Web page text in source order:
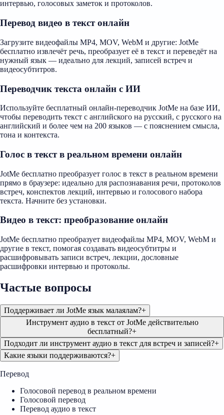
интервью, голосовых заметок и протоколов.
Перевод видео в текст онлайн
Загрузите видеофайлы MP4, MOV, WebM и другие: JotMe
бесплатно извлечёт речь, преобразует её в текст и переведёт на
нужный язык — идеально для лекций, записей встреч и
видеосубтитров.
Переводчик текста онлайн с ИИ
Используйте бесплатный онлайн-переводчик JotMe на базе ИИ,
чтобы переводить текст с английского на русский, с русского на
английский и более чем на 200 языков — с пояснением смысла,
тона и контекста.
Голос в текст в реальном времени онлайн
JotMe бесплатно преобразует голос в текст в реальном времени
прямо в браузере: идеально для распознавания речи, протоколов
встреч, конспектов лекций, интервью и голосового набора
текста. Начните без установки.
Видео в текст: преобразование онлайн
JotMe бесплатно преобразует видеофайлы MP4, MOV, WebM и
другие в текст, помогая создавать видеосубтитры и
расшифровывать записи встреч, лекции, дословные
расшифровки интервью и протоколы.
Частые вопросы
Поддерживает ли JotMe язык малаялам?+
Инструмент аудио в текст от JotMe действительно
бесплатный?+
Подходит ли инструмент аудио в текст для встреч и записей?+
Какие языки поддерживаются?+
Перевод
Голосовой перевод в реальном времени
Голосовой перевод
Перевод аудио в текст